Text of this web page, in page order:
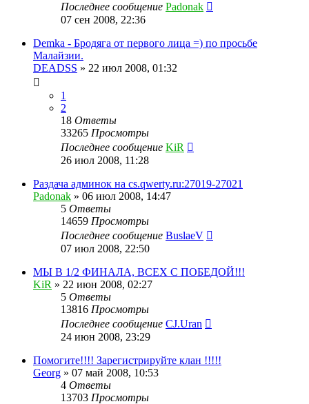
Последнее сообщение Padonak
07 сен 2008, 22:36
Demka - Бродяга от первого лица =) по просьбе
Малайзии.
DEADSS » 22 июл 2008, 01:32
1
2
18 Ответы
33265 Просмотры
Последнее сообщение KiR
26 июл 2008, 11:28
Раздача админок на cs.qwerty.ru:27019-27021
Padonak » 06 июл 2008, 14:47
5 Ответы
14659 Просмотры
Последнее сообщение BuslaeV
07 июл 2008, 22:50
МЫ В 1/2 ФИНАЛА, ВСЕХ С ПОБЕДОЙ!!!
KiR » 22 июн 2008, 02:27
5 Ответы
13816 Просмотры
Последнее сообщение CJ.Uran
24 июн 2008, 23:29
Помогите!!!! Зарегистрируйте клан !!!!!
Georg » 07 май 2008, 10:53
4 Ответы
13703 Просмотры